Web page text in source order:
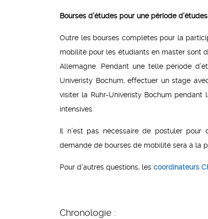
Bourses d’études pour une période
Outre les bourses complètes pour la
mobilité pour les étudiants en master sont
Allemagne. Pendant une telle période
Univeristy Bochum, effectuer un stage
visiter la Ruhr-Univeristy Bochum pendant
intensives.
Il n’est pas nécessaire de postuler
demande de bourses de mobilité sera à la
Pour d’autres questions, les coordinateurs
Chronologie :